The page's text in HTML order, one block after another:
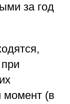
за год
момент (в